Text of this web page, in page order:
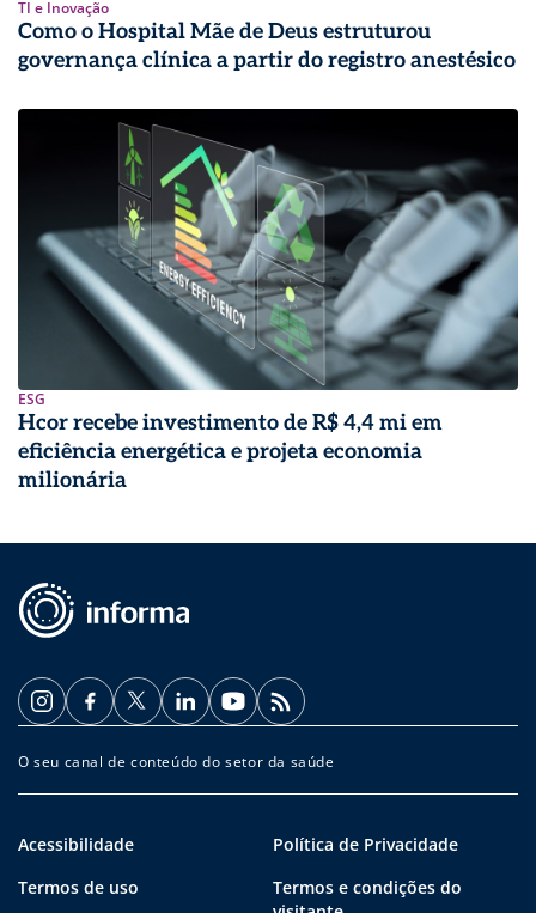
TI e Inovação
Como o Hospital Mãe de Deus estruturou
governança clínica a partir do registro anestésico
ESG
Hcor recebe investimento de R$ 4,4 mi em
eficiência energética e projeta economia
milionária
O seu canal de conteúdo do setor da saúde
Acessibilidade
Política de Privacidade
Termos de uso
Termos e condições do